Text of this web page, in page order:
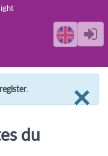
×
register.
du